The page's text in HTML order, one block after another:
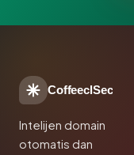
CoffeeclSec
Intelijen domain
otomatis dan